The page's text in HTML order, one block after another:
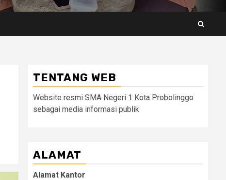
TENTANG WEB
Website resmi SMA Negeri 1 Kota Probolinggo
sebagai media informasi publik
ALAMAT
Alamat Kantor